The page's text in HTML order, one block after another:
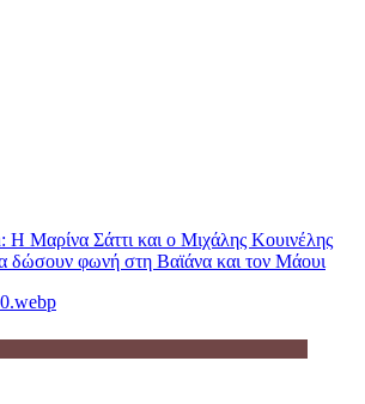
Μαρίνα Σάττι και ο Μιχάλης Κουινέλης
δώσουν φωνή στη Βαϊάνα και τον Μάουι